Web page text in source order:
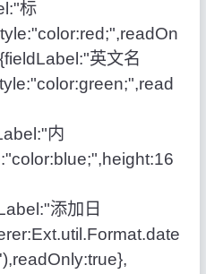
标
英文名
内
添加日
'),readOnly:true},